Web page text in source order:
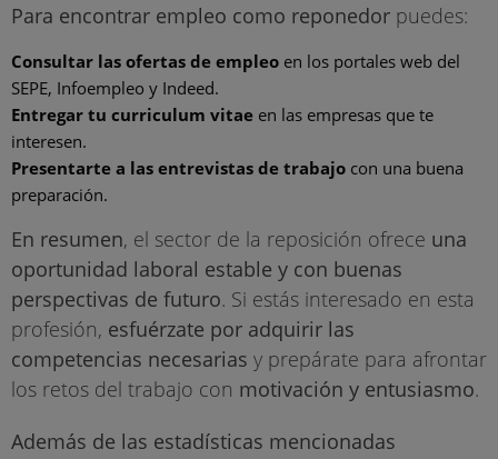
Para encontrar empleo como reponedor puedes:
Consultar las ofertas de empleo en los portales web del
SEPE, Infoempleo y Indeed.
Entregar tu curriculum vitae en las empresas que te
interesen.
Presentarte a las entrevistas de trabajo con una buena
preparación.
En resumen, el sector de la reposición ofrece una
oportunidad laboral estable y con buenas
perspectivas de futuro. Si estás interesado en esta
profesión, esfuérzate por adquirir las
competencias necesarias y prepárate para afrontar
los retos del trabajo con motivación y entusiasmo.
Además de las estadísticas mencionadas